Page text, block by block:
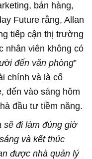
bán hàng,
Future rằng, Allan
tiếp cận thị trường
nhân viên không có
đến văn phòng”
chính và là cổ
đến vào sáng hôm
đầu tư tiềm năng.
sẽ đi làm đúng giờ
và kết thúc
được nhà quản lý